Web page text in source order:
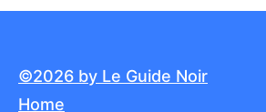
©2026 by Le Guide Noir
Home